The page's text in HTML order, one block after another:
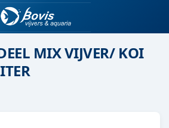
MIX VIJVER/ KOI